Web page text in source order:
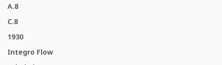
A.8
C.8
1930
Integro Flow